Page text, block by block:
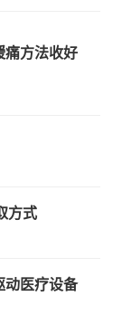
痛方法收好
方式
医疗设备